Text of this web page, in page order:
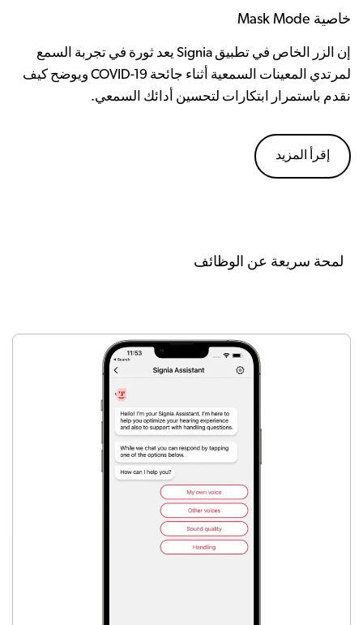
خاصية Mask Mode
إن الزر الخاص في تطبيق Signia يعد ثورة في تجربة السمع
لمرتدي المعينات السمعية أثناء جائحة COVID-19 ويوضح كيف
نقدم باستمرار ابتكارات لتحسين أدائك السمعي.
إقرأ المزيد
لمحة سريعة عن الوظائف